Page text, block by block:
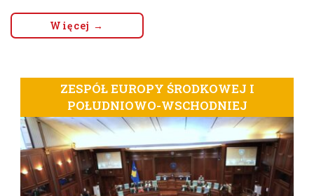
Więcej →
ZESPÓŁ EUROPY ŚRODKOWEJ I
POŁUDNIOWO-WSCHODNIEJ